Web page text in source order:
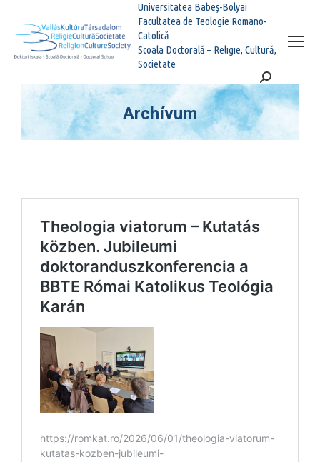
Universitatea Babeș-Bolyai
Facultatea de Teologie Romano-
Catolică
Scoala Doctorală – Religie, Cultură,
Societate
Search:
Archívum
You are here: